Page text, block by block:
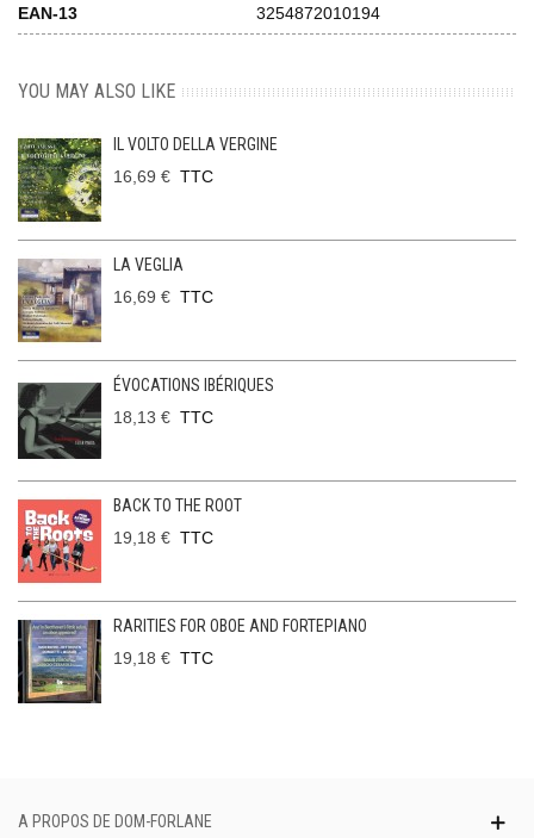
EAN-13 3254872010194
YOU MAY ALSO LIKE
IL VOLTO DELLA VERGINE
16,69 € TTC
LA VEGLIA
16,69 € TTC
ÉVOCATIONS IBÉRIQUES
18,13 € TTC
BACK TO THE ROOT
19,18 € TTC
RARITIES FOR OBOE AND FORTEPIANO
19,18 € TTC
A PROPOS DE DOM-FORLANE